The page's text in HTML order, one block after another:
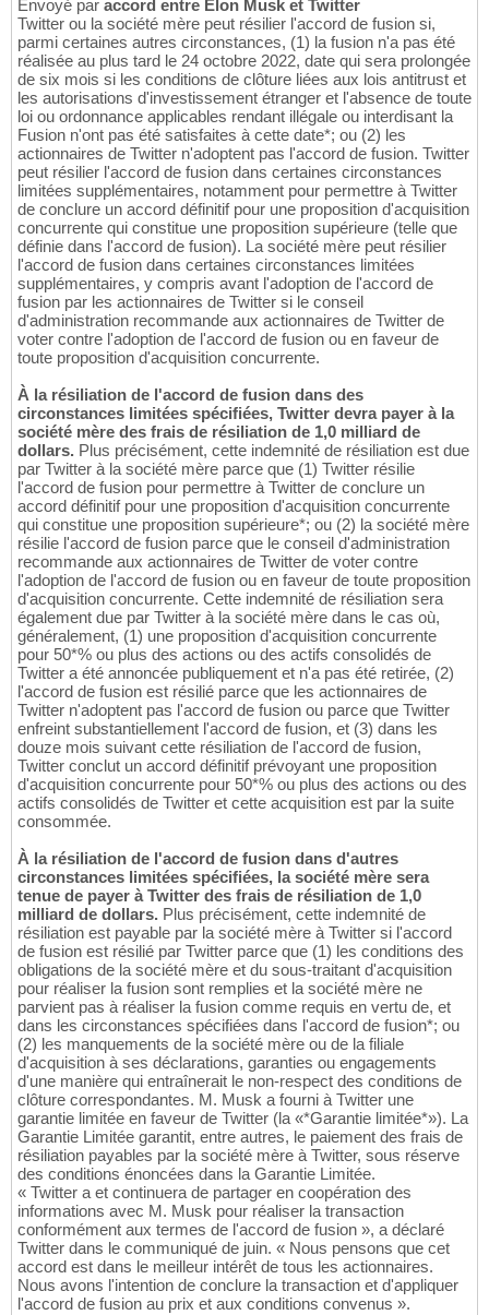
Envoyé par accord entre Elon Musk et Twitter
Twitter ou la société mère peut résilier l'accord de fusion si,
parmi certaines autres circonstances, (1) la fusion n'a pas été
réalisée au plus tard le 24 octobre 2022, date qui sera prolongée
de six mois si les conditions de clôture liées aux lois antitrust et
les autorisations d'investissement étranger et l'absence de toute
loi ou ordonnance applicables rendant illégale ou interdisant la
Fusion n'ont pas été satisfaites à cette date*; ou (2) les
actionnaires de Twitter n'adoptent pas l'accord de fusion. Twitter
peut résilier l'accord de fusion dans certaines circonstances
limitées supplémentaires, notamment pour permettre à Twitter
de conclure un accord définitif pour une proposition d'acquisition
concurrente qui constitue une proposition supérieure (telle que
définie dans l'accord de fusion). La société mère peut résilier
l'accord de fusion dans certaines circonstances limitées
supplémentaires, y compris avant l'adoption de l'accord de
fusion par les actionnaires de Twitter si le conseil
d'administration recommande aux actionnaires de Twitter de
voter contre l'adoption de l'accord de fusion ou en faveur de
toute proposition d'acquisition concurrente.
À la résiliation de l'accord de fusion dans des
circonstances limitées spécifiées, Twitter devra payer à la
société mère des frais de résiliation de 1,0 milliard de
dollars. Plus précisément, cette indemnité de résiliation est due
par Twitter à la société mère parce que (1) Twitter résilie
l'accord de fusion pour permettre à Twitter de conclure un
accord définitif pour une proposition d'acquisition concurrente
qui constitue une proposition supérieure*; ou (2) la société mère
résilie l'accord de fusion parce que le conseil d'administration
recommande aux actionnaires de Twitter de voter contre
l'adoption de l'accord de fusion ou en faveur de toute proposition
d'acquisition concurrente. Cette indemnité de résiliation sera
également due par Twitter à la société mère dans le cas où,
généralement, (1) une proposition d'acquisition concurrente
pour 50*% ou plus des actions ou des actifs consolidés de
Twitter a été annoncée publiquement et n'a pas été retirée, (2)
l'accord de fusion est résilié parce que les actionnaires de
Twitter n'adoptent pas l'accord de fusion ou parce que Twitter
enfreint substantiellement l'accord de fusion, et (3) dans les
douze mois suivant cette résiliation de l'accord de fusion,
Twitter conclut un accord définitif prévoyant une proposition
d'acquisition concurrente pour 50*% ou plus des actions ou des
actifs consolidés de Twitter et cette acquisition est par la suite
consommée.
À la résiliation de l'accord de fusion dans d'autres
circonstances limitées spécifiées, la société mère sera
tenue de payer à Twitter des frais de résiliation de 1,0
milliard de dollars. Plus précisément, cette indemnité de
résiliation est payable par la société mère à Twitter si l'accord
de fusion est résilié par Twitter parce que (1) les conditions des
obligations de la société mère et du sous-traitant d'acquisition
pour réaliser la fusion sont remplies et la société mère ne
parvient pas à réaliser la fusion comme requis en vertu de, et
dans les circonstances spécifiées dans l'accord de fusion*; ou
(2) les manquements de la société mère ou de la filiale
d'acquisition à ses déclarations, garanties ou engagements
d'une manière qui entraînerait le non-respect des conditions de
clôture correspondantes. M. Musk a fourni à Twitter une
garantie limitée en faveur de Twitter (la «*Garantie limitée*»). La
Garantie Limitée garantit, entre autres, le paiement des frais de
résiliation payables par la société mère à Twitter, sous réserve
des conditions énoncées dans la Garantie Limitée.
« Twitter a et continuera de partager en coopération des
informations avec M. Musk pour réaliser la transaction
conformément aux termes de l'accord de fusion », a déclaré
Twitter dans le communiqué de juin. « Nous pensons que cet
accord est dans le meilleur intérêt de tous les actionnaires.
Nous avons l'intention de conclure la transaction et d'appliquer
l'accord de fusion au prix et aux conditions convenus ».